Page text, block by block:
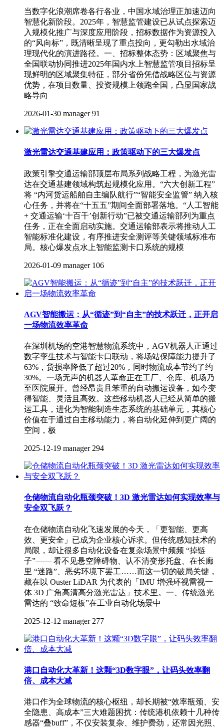
当数字化浪潮席卷各行各业，中国水域治理正加速迈向
智慧化新阶段。2025年，智慧监管建设已从试点探索迈
入规模化推广与深度应用阶段，招标数据作为资源投入
的“风向标”，既清晰呈现了重点投向，更勾勒出水域治
理现代化的演进路径。一、招标整体态势：区域聚焦与
全国联动协同推进2025年国内水上智慧监管项目招标呈
现鲜明的区域聚集特征，部分省份凭借战略区位与资源
优势，在项目数量、投资规模上领跑全国，凸显国家战
略导向
2026-01-30 manager 91
激光雷达交通基建应用：政策驱动下的三大爆发点
政策引擎交通运输部顶层布局系列战略工程，为激光雷
达在交通基建领域构筑起规模化应用。“六大创新工程”
将 “内河货运船舶自主编队航行”“智能安全监管” 纳入核
心任务，并将在“十五五”期间全面部署落地。“人工智能
+ 交通运输‘十百千’创新行动”已被交通运输部列为重点
任务，正在全面启动实施。交通运输部表示将推动人工
智能标准化建设，有序推进安全测评等关键领域标准布
局。核心爆发点水上智能监测卡口系统的规模
2026-01-09 manager 106
AGV智能搬运：从“循迹”到“自主”的技术跃迁，正开启
一场物流效率革命
在深圳机场的空港智慧物流系统中，AGV机器人正通过
数字孪生技术与智能卡口联动，将场站保障能力提升了
63%，货损率降低了超过20%，同时物流成本节约了约
30%。一场无声的机器人革命正在工厂、仓库、机场乃
至医院展开。曾经昂贵且笨重的自动搬运设备，如今变
得智能、灵活且高效。这些移动机器人已经从简单的搬
运工具，进化为智能制造生态系统的基础单元，其核心
价值在于通过自主移动能力，将自动化延伸到更广阔的
空间，极
2025-12-19 manager 294
仓储物流自动化瓶颈突破！3D 激光雷达如何实现效率与
安全双飞跃？
在仓储物流自动化飞速发展的今天，「更智能、更高
效、更安全」已成为企业核心诉求。但传统感知技术的
局限，却让很多自动化设备在复杂场景中频频 “掉链
子”—— 看不见悬空障碍物、认不清变形托盘、在长廊
里 “迷路”、恶劣环境下罢工……而这一切的破局关键，
藏在以 Ouster LiDAR 为代表的「IMU 增强环视雷视一
体 3D 广角高清高分激光雷达」技术里。一、传统激光
雷达的 “致命短板”在工业自动化场景中
2025-12-12 manager 277
港口自动化大革新！这颗“3D数字眼”，让码头效率翻
倍、成本大减
港口作为全球物流的核心枢纽，却长期被“效率瓶颈、安
全隐患、高成本”三大难题困扰：传统港机依赖十几种传
感器“叠buff”，不仅安装复杂、维护费劲，还常因光照、